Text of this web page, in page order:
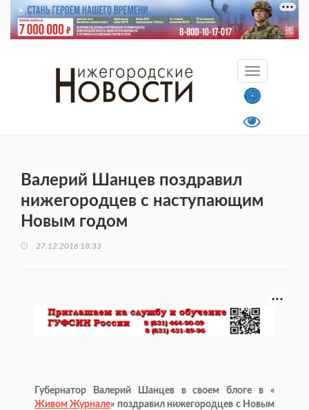
Валерий Шанцев поздравил
нижегородцев с наступающим
Новым годом
27.12.2016 18:33
Губернатор Валерий Шанцев в своем блоге в «
Живом Журнале» поздравил нижегородцев с Новым